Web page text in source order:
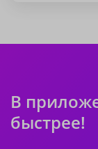
В
быстрее!